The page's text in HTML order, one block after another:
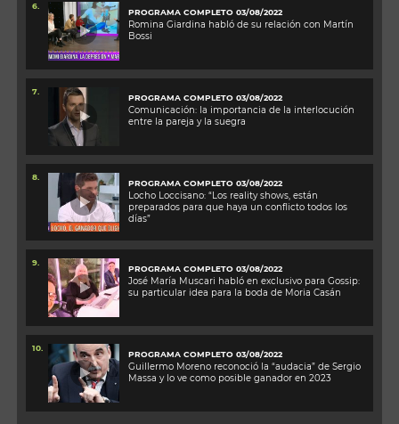
6.
PROGRAMA COMPLETO 03/08/2022
Romina Giardina habló de su relación con Martín
Bossi
7.
PROGRAMA COMPLETO 03/08/2022
Comunicación: la importancia de la interlocución
entre la pareja y la suegra
8.
PROGRAMA COMPLETO 03/08/2022
Locho Loccisano: “Los reality shows, están
preparados para que haya un conflicto todos los
días”
9.
PROGRAMA COMPLETO 03/08/2022
José María Muscari habló en exclusivo para Gossip:
su particular idea para la boda de Moria Casán
10.
PROGRAMA COMPLETO 03/08/2022
Guillermo Moreno reconoció la “audacia” de Sergio
Massa y lo ve como posible ganador en 2023